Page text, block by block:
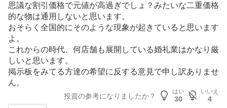
思議な割引価格で元値が高過ぎでしょ？みたいな二重価格
的な物は通用しないと思います。
おそらく全国的にそのような現象が起きていると思います
よ。
これからの時代、何店舗も展開している婚礼業はかなり厳
しいと思います。
掲示板をみてる方達の希望に反する意見で申し訳ありませ
ん。
投資の参考になりましたか？
はい
30
いいえ
4